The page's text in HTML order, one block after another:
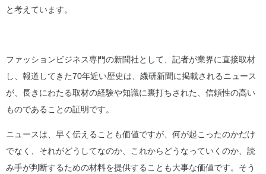
と考えています。
ファッションビジネス専門の新聞社として、記者が業界に直接取材
し、報道してきた70年近い歴史は、繊研新聞に掲載されるニュース
が、長きにわたる取材の経験や知識に裏打ちされた、信頼性の高い
ものであることの証明です。
ニュースは、早く伝えることも価値ですが、何が起こったのかだけ
でなく、それがどうしてなのか、これからどうなっていくのか、読
み手が判断するための材料を提供することも大事な価値です。そう